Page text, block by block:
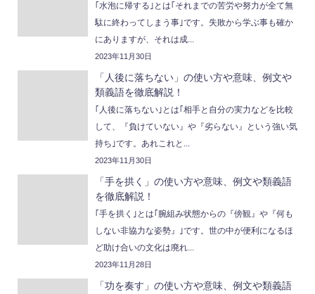
｢水泡に帰する｣とは｢それまでの苦労や努力が全て無
駄に終わってしまう事｣です。失敗から学ぶ事も確か
にありますが、それは成...
2023年11月30日
「人後に落ちない」の使い方や意味、例文や
類義語を徹底解説！
｢人後に落ちない｣とは｢相手と自分の実力などを比較
して、『負けていない』や『劣らない』という強い気
持ち｣です。あれこれと...
2023年11月30日
「手を拱く」の使い方や意味、例文や類義語
を徹底解説！
｢手を拱く｣とは｢腕組み状態からの『傍観』や『何も
しない非協力な姿勢』｣です。世の中が便利になるほ
ど助け合いの文化は廃れ...
2023年11月28日
「功を奏す」の使い方や意味、例文や類義語